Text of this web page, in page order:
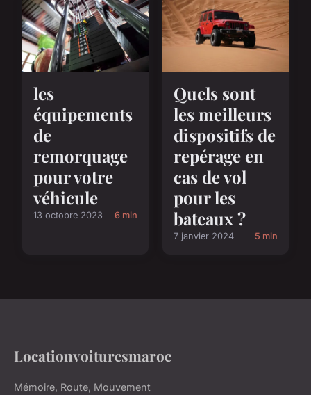
les
équipements
de
remorquage
pour votre
véhicule
13 octobre 2023 6 min
Quels sont
les meilleurs
dispositifs de
repérage en
cas de vol
pour les
bateaux ?
7 janvier 2024 5 min
Locationvoituresmaroc
Mémoire, Route, Mouvement